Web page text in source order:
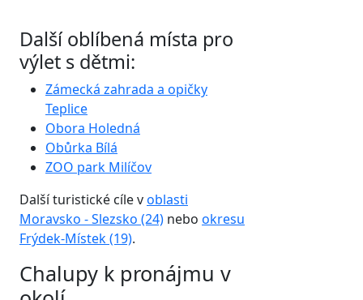
Další oblíbená místa pro
výlet s dětmi:
Zámecká zahrada a opičky
Teplice
Obora Holedná
Obůrka Bílá
ZOO park Milíčov
Další turistické cíle voblasti
Moravsko - Slezsko (24) nebo okresu
Frýdek-Místek (19).
Chalupy k pronájmu v